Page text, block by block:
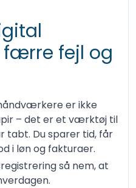
fejl og
er ikke
– det er et værktøj til
tabt. Du sparer tid, får
i løn og fakturaer.
så nem, at